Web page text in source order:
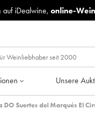
auf iDealwine, online-
Unsere
Suertes del Marqués El